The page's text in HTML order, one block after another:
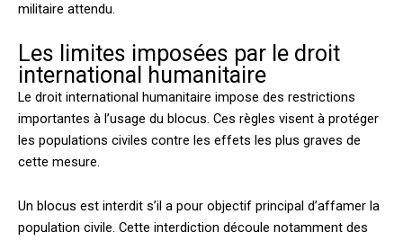
militaire attendu.
Les limites imposées par le droit
international humanitaire
Le droit international humanitaire impose des restrictions
importantes à l’usage du blocus. Ces règles visent à protéger
les populations civiles contre les effets les plus graves de
cette mesure.
Un blocus est interdit s’il a pour objectif principal d’affamer la
population civile. Cette interdiction découle notamment des